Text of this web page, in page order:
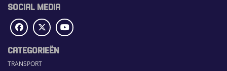
SOCIAL MEDIA
CATEGORIEËN
TRANSPORT